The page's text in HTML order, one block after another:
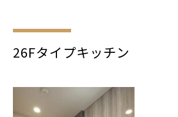
26Fタイプキッチン